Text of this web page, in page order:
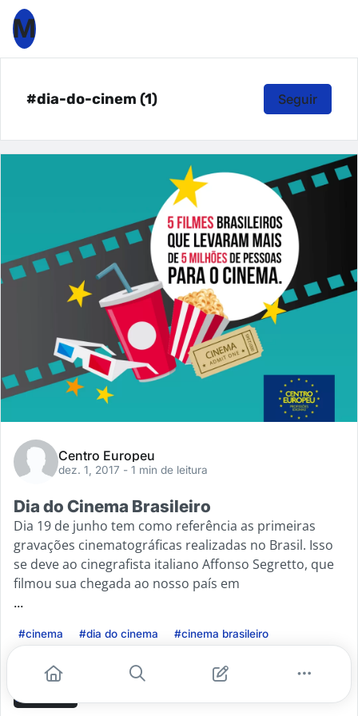
M
#dia-do-cinem (1) Seguir
Centro Europeu
dez. 1, 2017 - 1 min de leitura
Dia do Cinema Brasileiro
Dia 19 de junho tem como referência as primeiras
gravações cinematográficas realizadas no Brasil. Isso
se deve ao cinegrafista italiano Affonso Segretto, que
filmou sua chegada ao nosso país em
...
#cinema #dia do cinema
#cinema brasileiro
Leia mais